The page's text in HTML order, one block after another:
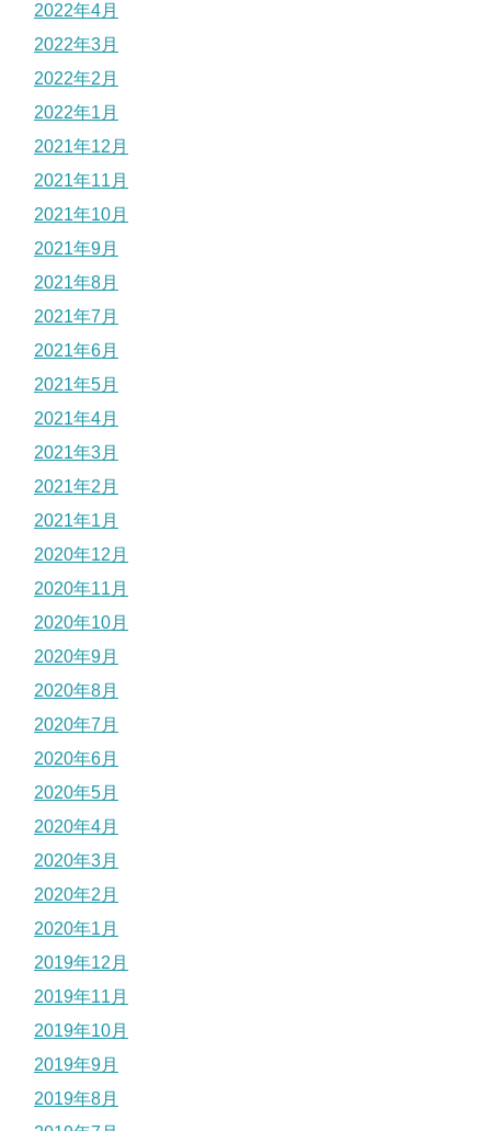
2022年4月
2022年3月
2022年2月
2022年1月
2021年12月
2021年11月
2021年10月
2021年9月
2021年8月
2021年7月
2021年6月
2021年5月
2021年4月
2021年3月
2021年2月
2021年1月
2020年12月
2020年11月
2020年10月
2020年9月
2020年8月
2020年7月
2020年6月
2020年5月
2020年4月
2020年3月
2020年2月
2020年1月
2019年12月
2019年11月
2019年10月
2019年9月
2019年8月